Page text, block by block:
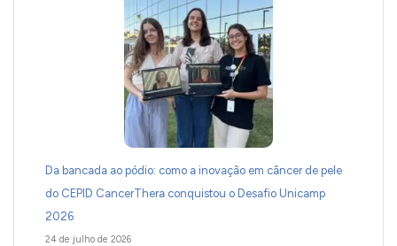
Da bancada ao pódio: como a inovação em câncer de pele
do CEPID CancerThera conquistou o Desafio Unicamp
2026
24 de julho de 2026